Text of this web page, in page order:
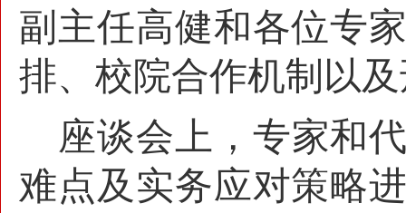
副主任高健和各位专
排、校院合作机制以
座谈会上，专家和
难点及实务应对策略